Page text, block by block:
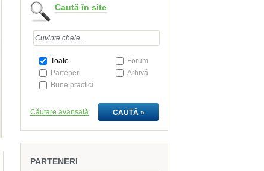
Caută în site
Toate
Parteneri
Bune practici
Forum
Arhivă
Căutare avansată
PARTENERI